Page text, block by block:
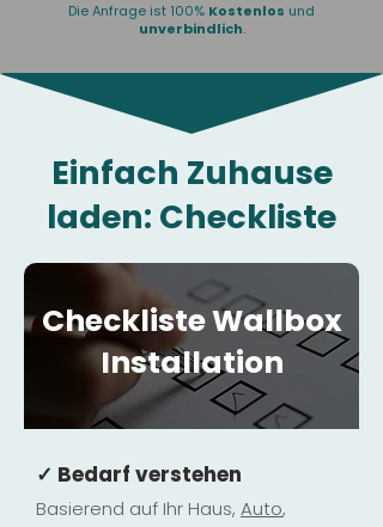
Die Anfrage ist 100% Kostenlos und
unverbindlich.
Einfach Zuhause
laden: Checkliste
Checkliste Wallbox
Installation
✓ Bedarf verstehen
Basierend auf Ihr Haus, Auto,